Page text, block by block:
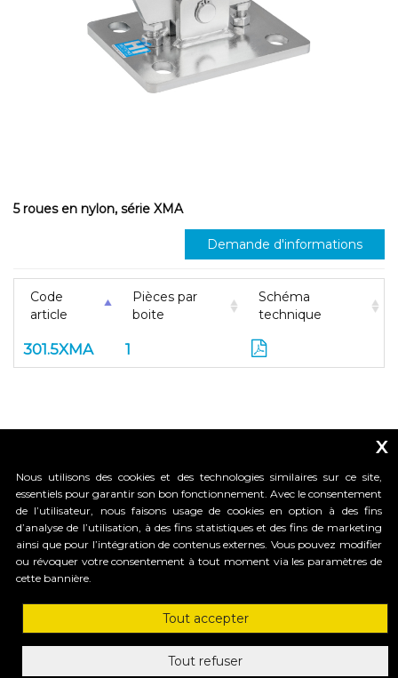
5 roues en nylon, série XMA
Demande d'informations
Code
article
Pièces par
boite
Schéma
technique
301.5XMA 1
_____________________________
HI-MOTIONS S.r.l.
Via dell'industria, 91 - 36030 Sarcedo (VI) Italy
mail: info@himotions.com
C.F. e P.IVA (IT): 03548520240 | Cap. Soc. € 10.000,00 i.v.
x
Nous utilisons des cookies et des technologies similaires sur ce site,
essentiels pour garantir son bon fonctionnement. Avec le consentement
de l’utilisateur, nous faisons usage de cookies en option à des fins
d’analyse de l’utilisation, à des fins statistiques et des fins de marketing
ainsi que pour l’intégration de contenus externes. Vous pouvez modifier
ou révoquer votre consentement à tout moment via les paramètres de
cette bannière.
Tout accepter
Tout refuser